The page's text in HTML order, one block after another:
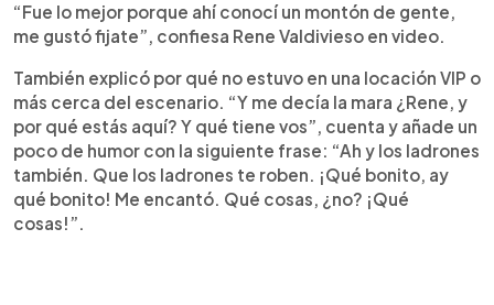
“Fue lo mejor porque ahí conocí un montón de gente,
me gustó fijate”, confiesa Rene Valdivieso en video.
También explicó por qué no estuvo en una locación VIP o
más cerca del escenario. “Y me decía la mara ¿Rene, y
por qué estás aquí? Y qué tiene vos”, cuenta y añade un
poco de humor con la siguiente frase: “Ah y los ladrones
también. Que los ladrones te roben. ¡Qué bonito, ay
qué bonito! Me encantó. Qué cosas, ¿no? ¡Qué
cosas!”.